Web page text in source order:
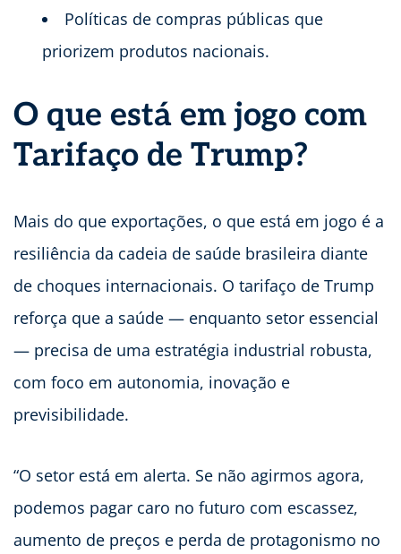
Políticas de compras públicas que
priorizem produtos nacionais.
O que está em jogo com
Tarifaço de Trump?
Mais do que exportações, o que está em jogo é a
resiliência da cadeia de saúde brasileira diante
de choques internacionais. O tarifaço de Trump
reforça que a saúde — enquanto setor essencial
— precisa de uma estratégia industrial robusta,
com foco em autonomia, inovação e
previsibilidade.
“O setor está em alerta. Se não agirmos agora,
podemos pagar caro no futuro com escassez,
aumento de preços e perda de protagonismo no